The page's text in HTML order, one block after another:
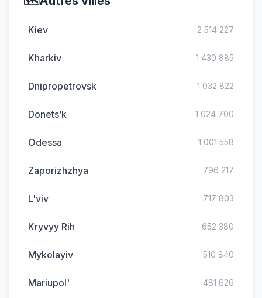
Kiev 2 514 227
Kharkiv 1 430 885
Dnipropetrovsk 1 032 822
Donets’k 1 024 700
Odessa 1 001 558
Zaporizhzhya 796 217
L'viv 717 803
Kryvyy Rih 652 380
Mykolayiv 510 840
Mariupol' 481 626